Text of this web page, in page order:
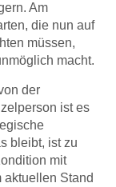
Am
die nun auf
müssen,
macht.
der
ist es
bleibt, ist zu
mit
aktuellen Stand